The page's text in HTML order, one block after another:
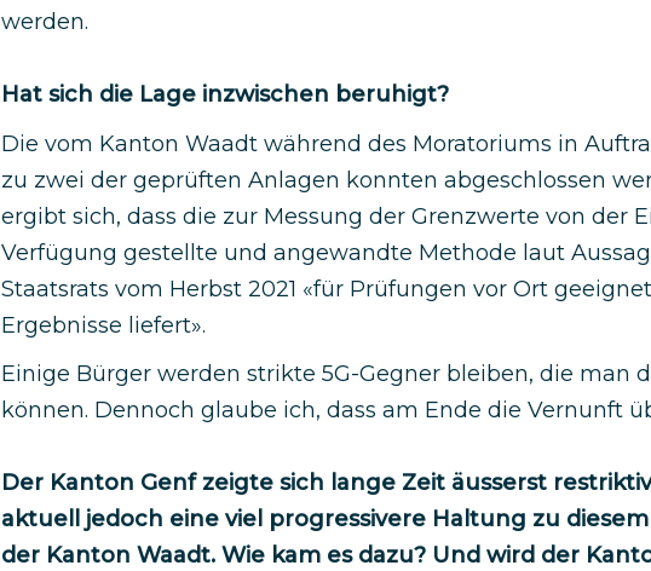
werden.
Hat sich die Lage inzwischen beruhigt?
Die vom Kanton Waadt während des Moratoriums in
zu zwei der geprüften Anlagen konnten abgeschlossen
ergibt sich, dass die zur Messung der Grenzwerte von der
Verfügung gestellte und angewandte Methode laut
Staatsrats vom Herbst 2021 «für Prüfungen vor Ort
Ergebnisse liefert».
Einige Bürger werden strikte 5G-Gegner bleiben, die man
können. Dennoch glaube ich, dass am Ende die Vernunft
Der Kanton Genf zeigte sich lange Zeit äusserst
aktuell jedoch eine viel progressivere Haltung zu
der Kanton Waadt. Wie kam es dazu? Und wird der